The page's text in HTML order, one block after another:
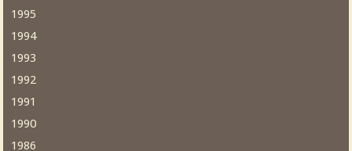
1995
1994
1993
1992
1991
1990
1986